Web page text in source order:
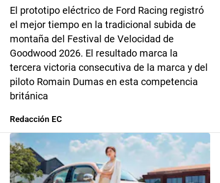
El prototipo eléctrico de Ford Racing registró
el mejor tiempo en la tradicional subida de
montaña del Festival de Velocidad de
Goodwood 2026. El resultado marca la
tercera victoria consecutiva de la marca y del
piloto Romain Dumas en esta competencia
británica
Redacción EC